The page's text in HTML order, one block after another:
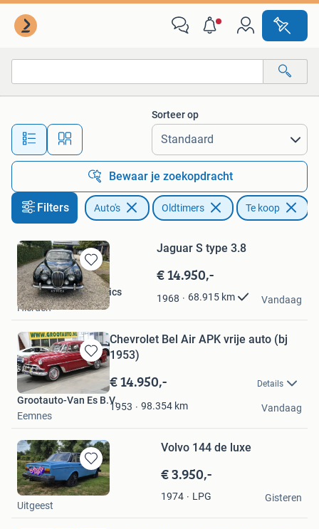
Alle afstanden…
Sorteer op
Bewaar je zoekopdracht
Filters Auto's Oldtimers Te koop
Bewaren
in
Mijn
Favorieten
Jaguar S type 3.8
€ 14.950,-
1968 68.915 km
Jansen Cars & Classics
Hierden
Vandaag
Bewaren
in
Favorieten
Chevrolet Bel Air APK vrije auto (bj
1953)
€ 14.950,- Details
1953 98.354 km
Grootauto-Van Es B.V.
Eemnes
Vandaag
Bewaren
in
Mijn
Volvo 144 de luxe
€ 3.950,-
1974 LPG
Ron
Uitgeest
Gisteren